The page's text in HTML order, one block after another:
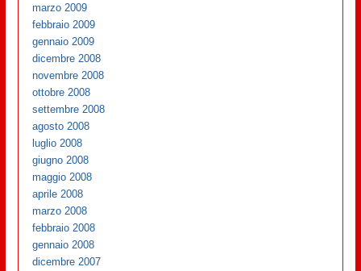
marzo 2009
febbraio 2009
gennaio 2009
dicembre 2008
novembre 2008
ottobre 2008
settembre 2008
agosto 2008
luglio 2008
giugno 2008
maggio 2008
aprile 2008
marzo 2008
febbraio 2008
gennaio 2008
dicembre 2007